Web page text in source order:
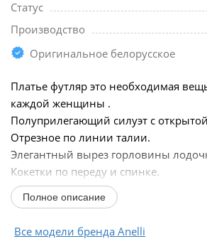
Статус
Производство
Оригинальное белорусское
Платье футляр это необходимая
каждой женщины .
Полуприлегающий силуэт с
Отрезное по линии талии.
Элегантный вырез горловины
Кокетки по переду и спинке.
Конструктивные линии талевых и
вытачек,рельефов.
Полное описание
Все модели бренда Anelli